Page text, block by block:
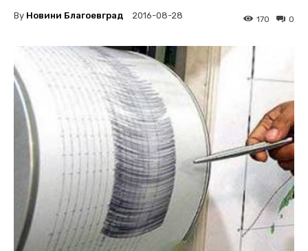
By Новини Благоевград 2016-08-28 0
170